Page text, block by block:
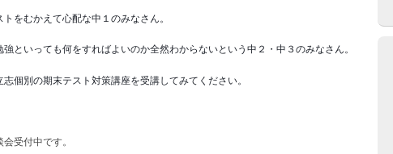
トをむかえて心配な中１のみなさん。
強といっても何をすればよいのか全然わからないという中２・中３のみなさん。
志個別の期末テスト対策講座を受講してみてください。
受付中です。